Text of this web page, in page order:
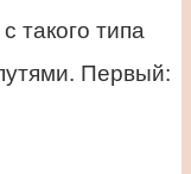
такого типа
Первый: